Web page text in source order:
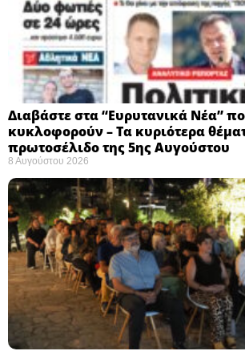
Διαβάστε στα “Ευρυτανικά Νέα”
κυκλοφορούν – Τα κυριότερα
πρωτοσέλιδο της 5ης Αυγούστου
8 Αυγούστου 2026